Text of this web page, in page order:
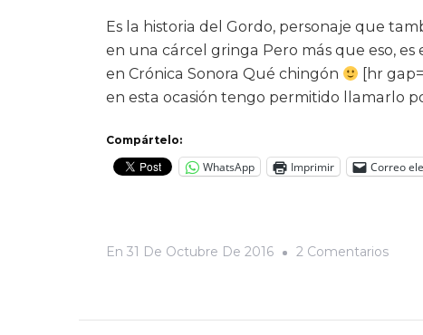
Es la historia del Gordo, personaje que
en una cárcel gringa Pero más que eso,
en Crónica Sonora Qué chingón
[hr
en esta ocasión tengo permitido llamarlo
Compártelo:
WhatsApp Imprimir Correo
En 31 De Octubre De 2016 2 ComentariosEn